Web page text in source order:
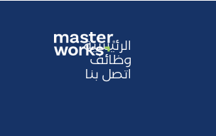
الرئيسية
وظائف
اتصل بنا